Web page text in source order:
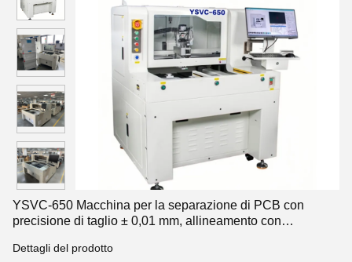
YSVC-650 Macchina per la separazione di PCB con
precisione di taglio ± 0,01 mm, allineamento con
Dettagli del prodotto